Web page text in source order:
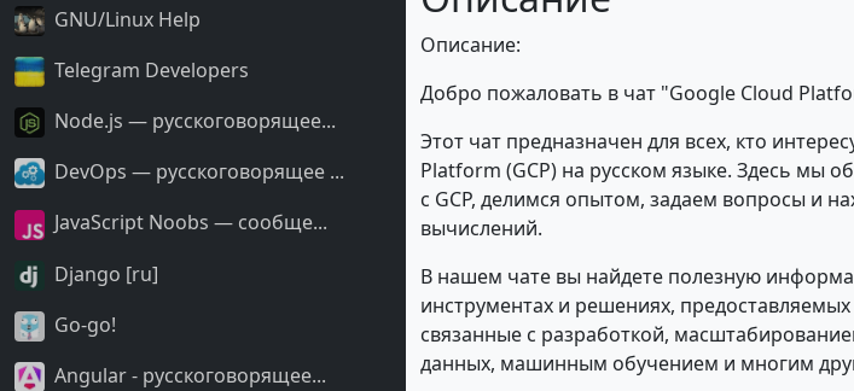
GNU/Linux Help
Telegram Developers
Node.js — русскоговорящее...
DevOps — русскоговорящее ...
JavaScript Noobs — сообще...
Django [ru]
Go-go!
Angular - русскоговорящее...
Описание:
Добро пожаловать в чат "Google Cloud
Этот чат предназначен для всех, кто
Platform (GCP) на русском языке. Здесь мы
с GCP, делимся опытом, задаем вопросы и
вычислений.
В нашем чате вы найдете полезную
инструментах и решениях,
связанные с разработкой,
данных, машинным обучением и многим